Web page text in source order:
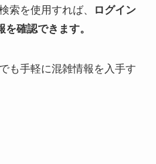
索を使用すれば、
ログイン
確認できます。
も手軽に混雑情報を入手す